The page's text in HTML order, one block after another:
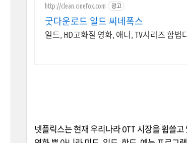
http://clean.cinefox.com 광고
굿다운로드 일드 씨네폭스
일드, HD고화질 영화, 애니, TV시리즈 합법
넷플릭스는 현재 우리나라 OTT 시장을 휩쓸